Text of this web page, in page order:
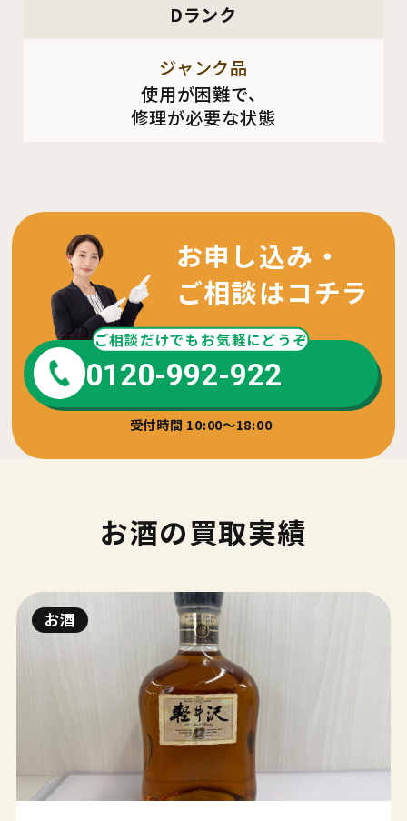
Dランク
ジャンク品
使用が困難で、
修理が必要な状態
お申し込み・
ご相談はコチラ
ご相談だけでもお気軽にどうぞ
0120-992-922
受付時間 10:00～18:00
お酒の買取実績
お酒